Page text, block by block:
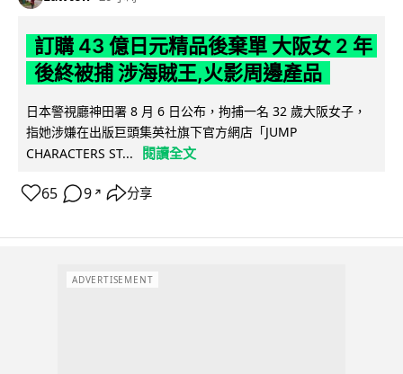
訂購 43 億日元精品後棄單 大阪女 2 年
後終被捕 涉海賊王,火影周邊產品
日本警視廳神田署 8 月 6 日公布，拘捕一名 32 歲大阪女子，
指她涉嫌在出版巨頭集英社旗下官方網店「JUMP
CHARACTERS ST...
閱讀全文
65 9 ↗ 分享
ADVERTISEMENT